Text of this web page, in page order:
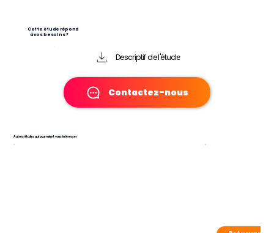
Autres études qui pourraient vous intéresser
Cette étude répond
à vos besoins ?
Descriptif de l'étude
Contactez-nous